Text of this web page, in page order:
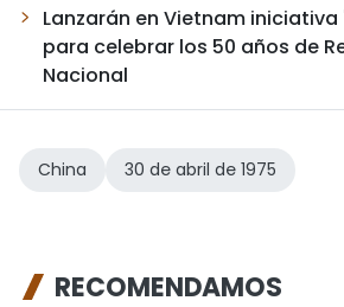
Lanzarán en Vietnam iniciativa
para celebrar los 50 años de
Nacional
China 30 de abril de 1975
RECOMENDAMOS